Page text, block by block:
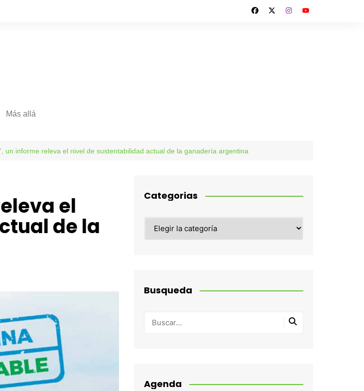
Más allá
Internacionales Más allá
un informe releva el nivel de sustentabilidad actual de la ganadería argentina
el
de la
Categorias
Busqueda
Agenda